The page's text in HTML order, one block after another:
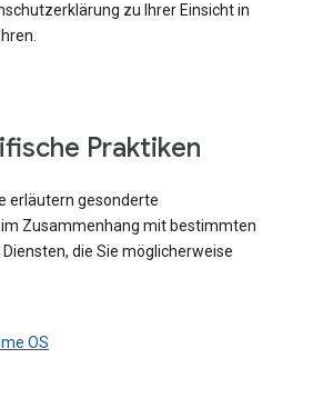
zu Ihrer Einsicht in
Praktiken
erläutern gesonderte
Zusammenhang mit bestimmten
die Sie möglicherweise
OS